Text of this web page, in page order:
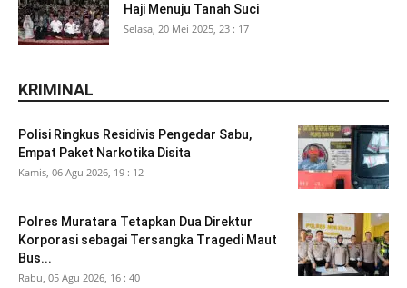
Haji Menuju Tanah Suci
Selasa, 20 Mei 2025, 23 : 17
KRIMINAL
Polisi Ringkus Residivis Pengedar Sabu,
Empat Paket Narkotika Disita
Kamis, 06 Agu 2026, 19 : 12
Polres Muratara Tetapkan Dua Direktur
Korporasi sebagai Tersangka Tragedi Maut
Bus...
Rabu, 05 Agu 2026, 16 : 40